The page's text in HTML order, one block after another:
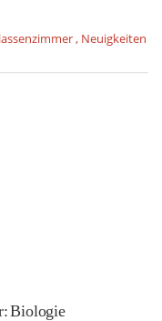
, Neuigkeiten
Biologie